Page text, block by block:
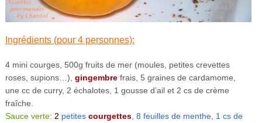
Ingrédients (pour 4 personnes):
4 mini courges, 500g fruits de mer (moules, petites crevettes
roses, supions…), gingembrefrais, 5 graines de cardamome,
une cc de curry, 2 échalotes, 1 gousse d’ail et 2 cs de crème
fraîche.
Sauce verte: 2 petites courgettes, 8 feuilles de menthe, 1 cs de